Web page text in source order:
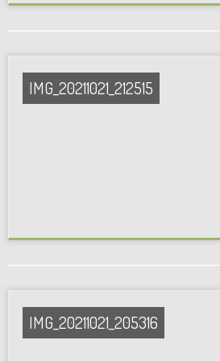
IMG_20211021_212515
IMG_20211021_205316